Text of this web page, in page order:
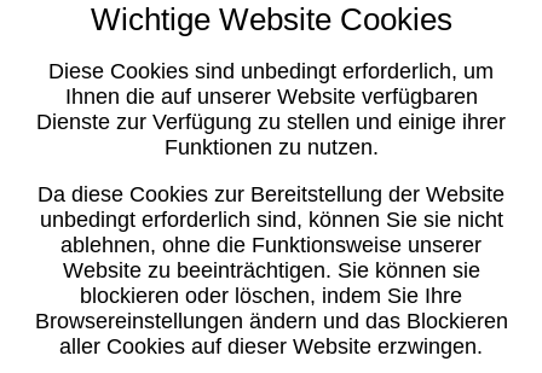
Wichtige Website Cookies
Diese Cookies sind unbedingt erforderlich, um
Ihnen die auf unserer Website verfügbaren
Dienste zur Verfügung zu stellen und einige ihrer
Funktionen zu nutzen.
Da diese Cookies zur Bereitstellung der Website
unbedingt erforderlich sind, können Sie sie nicht
ablehnen, ohne die Funktionsweise unserer
Website zu beeinträchtigen. Sie können sie
blockieren oder löschen, indem Sie Ihre
Browsereinstellungen ändern und das Blockieren
aller Cookies auf dieser Website erzwingen.